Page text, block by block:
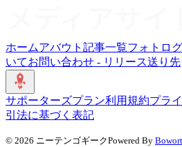
ホームアバウト 記事一覧フォトログ
いてお問い合わせ - リリース送り先
サポーターズプラン利用規約プラ
引法に基づく表記
© 2026 ニーテンゴギークPowered By